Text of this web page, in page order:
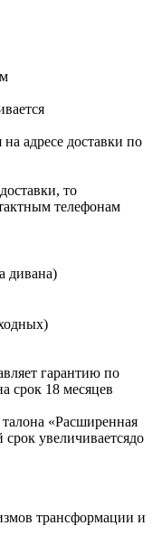
адресе доставки по
то
телефонам
дивана)
гарантию по
срок 18 месяцев
«Расширенная
увеличиваетсядо
трансформации и